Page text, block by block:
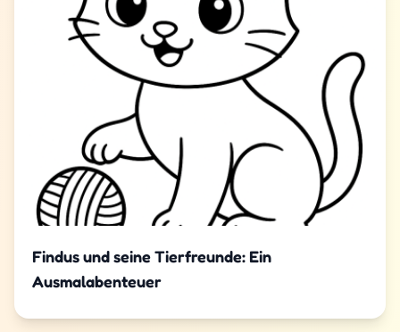
Findus und seine Tierfreunde: Ein
Ausmalabenteuer